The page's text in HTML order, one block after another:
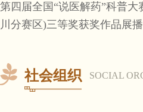
第四届全国“说医解药”科普大
川分赛区)三等奖获奖作品展播
社会组织 SOCIAL